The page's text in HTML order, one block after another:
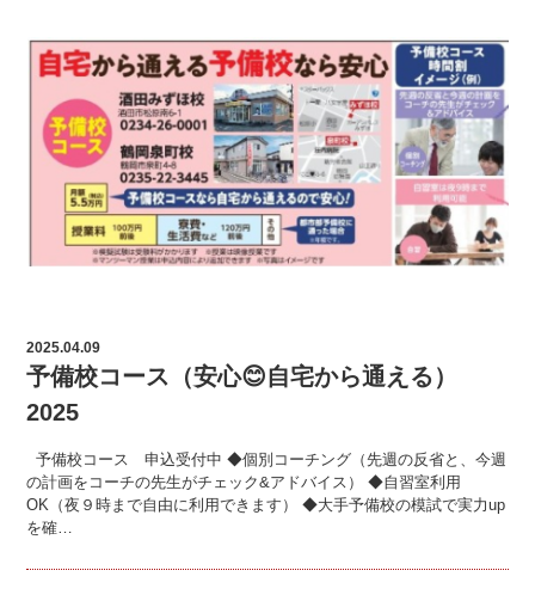
2025.04.09
予備校コース（安心😊自宅から通える）
2025
予備校コース 申込受付中 ◆個別コーチング（先週の反省と、今週
の計画をコーチの先生がチェック&アドバイス） ◆自習室利用
OK（夜９時まで自由に利用できます） ◆大手予備校の模試で実力up
を確…